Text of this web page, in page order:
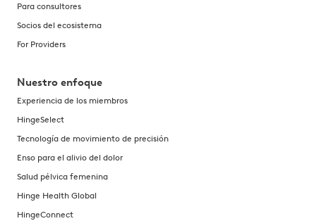
Para consultores
Socios del ecosistema
For Providers
Nuestro enfoque
Experiencia de los miembros
HingeSelect
Tecnología de movimiento de precisión
Enso para el alivio del dolor
Salud pélvica femenina
Hinge Health Global
HingeConnect